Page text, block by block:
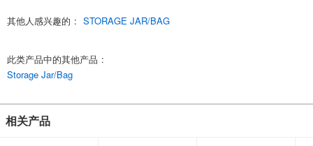
其他人感兴趣的 : STORAGE JAR/BAG
此类产品中的其他产品 :
Storage Jar/Bag
相关产品